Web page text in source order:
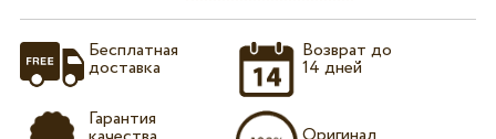
Бесплатная
доставка
Гарантия
Возврат до
14 дней